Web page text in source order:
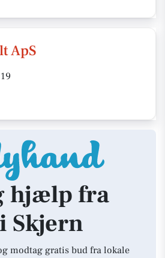
ApS
hjælp fra
Skjern
modtag gratis bud fra lokale